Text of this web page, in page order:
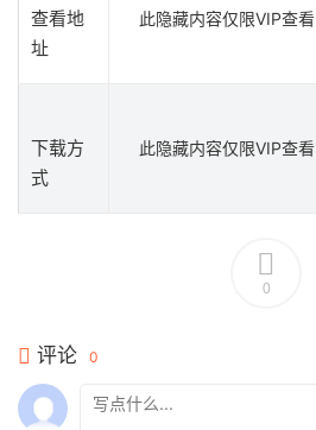
查看地
址
此隐藏内容仅限VIP查看
下载方
式
此隐藏内容仅限VIP查看
0
评论 0